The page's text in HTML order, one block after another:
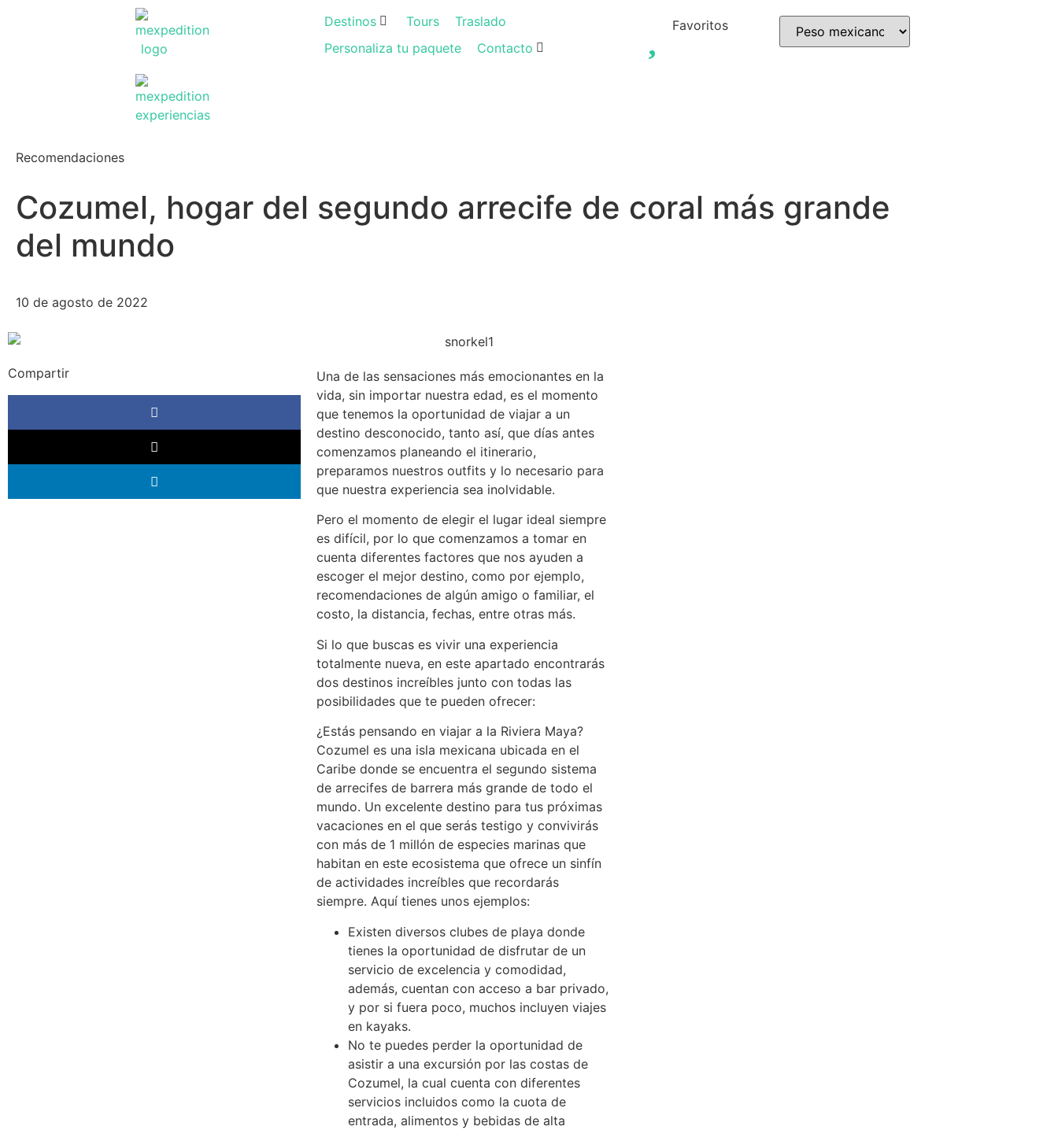
Destinos Tours
Traslado
Personaliza tu paquete
Contacto
Favoritos
Recomendaciones
Cozumel, hogar del segundo arrecife de coral más grande
del mundo
10 de agosto de 2022
Compartir
Una de las sensaciones más emocionantes en la
vida, sin importar nuestra edad, es el momento
que tenemos la oportunidad de viajar a un
destino desconocido, tanto así, que días antes
comenzamos planeando el itinerario,
preparamos nuestros outfits y lo necesario para
que nuestra experiencia sea inolvidable.
Pero el momento de elegir el lugar ideal siempre
es difícil, por lo que comenzamos a tomar en
cuenta diferentes factores que nos ayuden a
escoger el mejor destino, como por ejemplo,
recomendaciones de algún amigo o familiar, el
costo, la distancia, fechas, entre otras más.
Si lo que buscas es vivir una experiencia
totalmente nueva, en este apartado encontrarás
dos destinos increíbles junto con todas las
posibilidades que te pueden ofrecer:
¿Estás pensando en viajar a la Riviera Maya?
Cozumel es una isla mexicana ubicada en el
Caribe donde se encuentra el segundo sistema
de arrecifes de barrera más grande de todo el
mundo. Un excelente destino para tus próximas
vacaciones en el que serás testigo y convivirás
con más de 1 millón de especies marinas que
habitan en este ecosistema que ofrece un sinfín
de actividades increíbles que recordarás
siempre. Aquí tienes unos ejemplos:
Existen diversos clubes de playa donde
tienes la oportunidad de disfrutar de un
servicio de excelencia y comodidad,
además, cuentan con acceso a bar privado,
y por si fuera poco, muchos incluyen viajes
en kayaks.
No te puedes perder la oportunidad de
asistir a una excursión por las costas de
Cozumel, la cual cuenta con diferentes
servicios incluidos como la cuota de
entrada, alimentos y bebidas de alta